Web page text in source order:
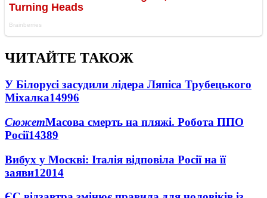
ЧИТАЙТЕ ТАКОЖ
У Білорусі засудили лідера Ляпіса Трубецького
Міхалка14996
СюжетМасова смерть на пляжі. Робота ППО
Росії14389
Вибух у Москві: Італія відповіла Росії на її
заяви12014